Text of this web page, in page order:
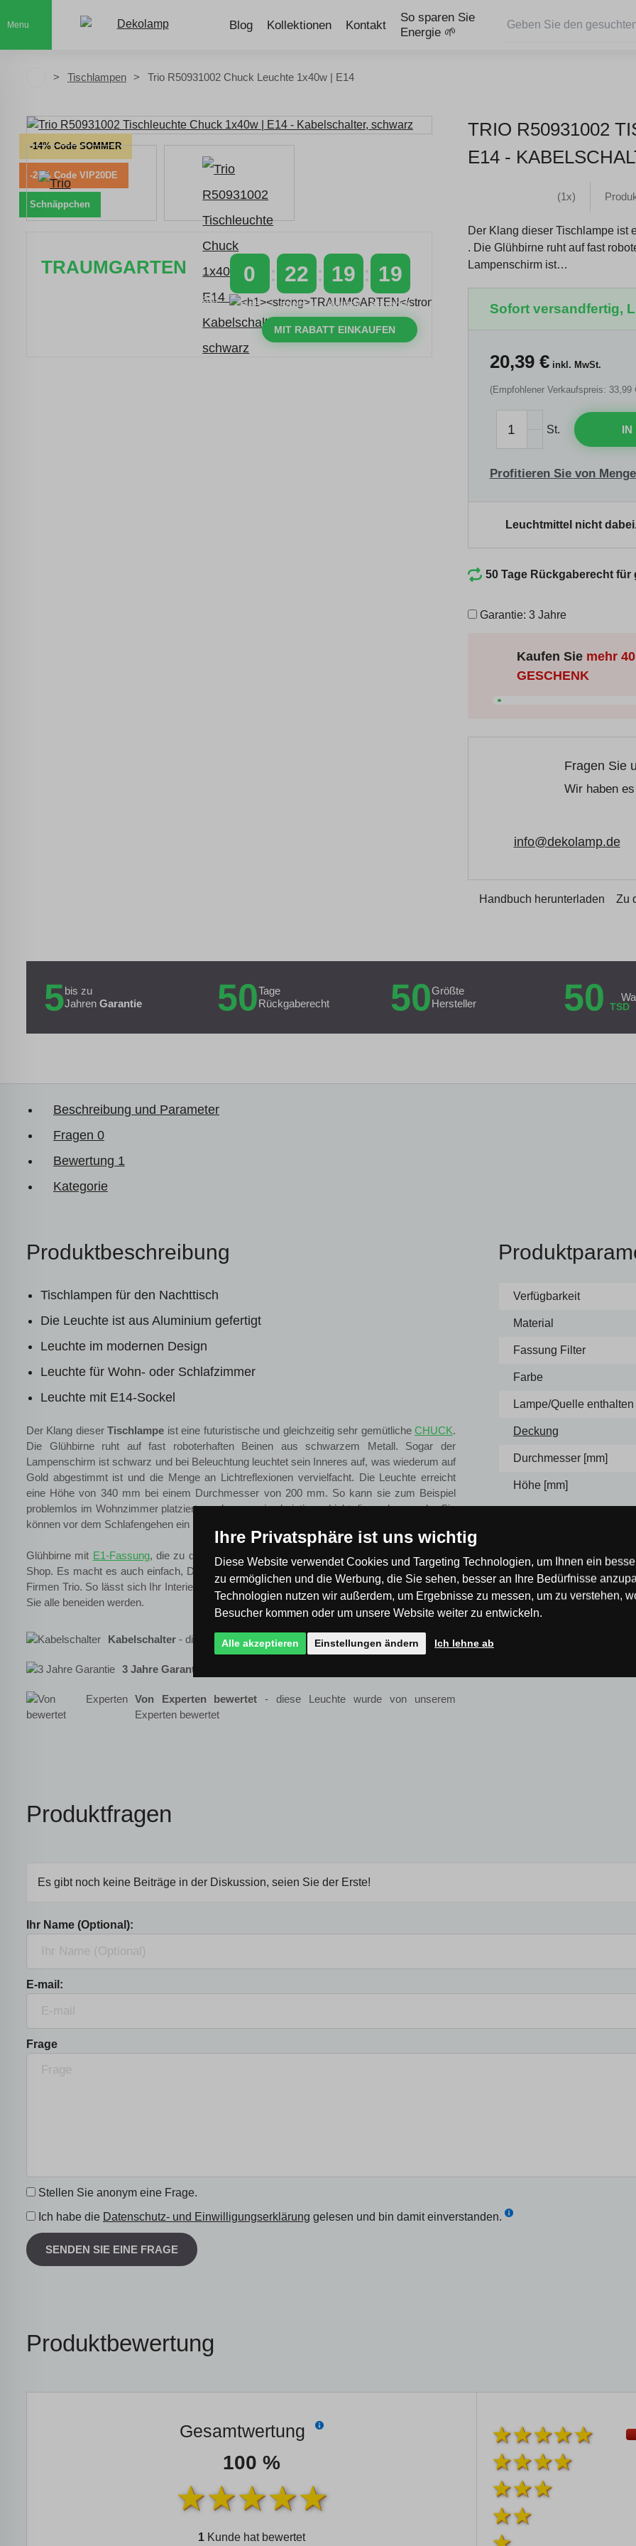
Menu Blog Kollektionen Kontakt
So sparen Sie
Energie 🌱
Tischlampen Trio R50931002 Chuck Leuchte 1x40w | E14
TRIO R50931002
E14 -
-14% Code SOMMER
-20% Code VIP20DE
Schnäppchen
TRAUMGARTEN
Zeitlich begrenzter 20 % Rabatt auf
0
TAGE
22
STUNDEN
19
MINUTEN
18
SEKUNDEN
MIT RABATT EINKAUFEN
(1x)
Der Klang dieser Tischlampe ist
. Die Glühbirne ruht auf fast
Lampenschirm ist…
Sofort versandfertig,
20,39€inkl. MwSt.
(Empfohlener Verkaufspreis: 33,99
St. IN
Profitieren Sie von
Leuchtmittel nicht
50 Tage Rückgaberecht für
Garantie: 3 Jahre
Kaufen Sie mehr
GESCHENK
Fragen Sie
Wir haben
info@dekolamp.de
Handbuch herunterladen Zu
5bis zu
Jahren Garantie 50Tage
Rückgaberecht
50Größte
Hersteller
50 TSD
Beschreibung und Parameter
Fragen 0
Bewertung 1
Kategorie
Produktbeschreibung
Tischlampen für den Nachttisch
Die Leuchte ist aus Aluminium gefertigt
Leuchte im modernen Design
Leuchte für Wohn- oder Schlafzimmer
Leuchte mit E14-Sockel
Der Klang dieserTischlampe ist eine futuristische und gleichzeitig sehr gemütlicheCHUCK.
Die Glühbirne ruht auf fast roboterhaften Beinen aus schwarzem Metall. Sogar der
Lampenschirm ist schwarz und bei Beleuchtung leuchtet sein Inneres auf, was wiederum auf
Gold abgestimmt ist und die Menge an Lichtreflexionen vervielfacht. Die Leuchte erreicht
eine Höhe von 340 mm bei einem Durchmesser von 200 mm. So kann sie zum Beispiel
problemlos im Wohnzimmer platziert werden, wo sie als intimes Licht dienen kann, oder Sie
können vor dem Schlafengehen ein Buch im Bett lesen.
Glühbirne mit E1-Fassung, die zu dieser Leuchte gehört, können Sie kaufen in unserem E-
Shop. Es macht es auch einfach, Decken- oder Wandleuchten von einer Vielzahl deutscher
Firmen Trio. So lässt sich Ihr Interieur zu einem einheitlichen Design harmonisieren, um das
Sie alle beneiden werden.
Kabelschalter - die Leuchte hat einen Schalter am Kabel
3 Jahre Garantie
Von Experten bewertet - diese Leuchte wurde von unserem
Experten bewertet
Verfügbarkeit
Material
Fassung Filter
Farbe
Lampe/Quelle enthalten
Deckung
Durchmesser [mm]
Höhe [mm]
Produktfragen
Es gibt noch keine Beiträge in der Diskussion, seien Sie der Erste!
Ihr Name (Optional):
E-mail:
Frage
Stellen Sie anonym eine Frage.
Ich habe die Datenschutz- und Einwilligungserklärung gelesen und bin damit einverstanden.
SENDEN SIE EINE FRAGE
Produktbewertung
Gesamtwertung
100 %
1 Kunde hat bewertet
Ihre Privatsphäre ist uns wichtig
Diese Website verwendet Cookies und Targeting Technologien, um Ihnen ein
zu ermöglichen und die Werbung, die Sie sehen, besser an Ihre Bedürfnisse
Technologien nutzen wir außerdem, um Ergebnisse zu messen, um zu verstehen,
Besucher kommen oder um unsere Website weiter zu entwickeln.
Alle akzeptieren Einstellungen ändern Ich lehne ab